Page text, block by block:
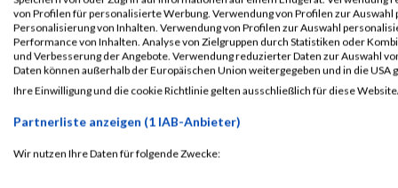
4953
Martin Berndt
5063
Annkathrin May
5049
Stefanie Leibold
5160
Wischermann
5070
Paulina
von Profilen für personalisierte Werbung. Verwendung von Profilen zur
Personalisierung von Inhalten. Verwendung von Profilen zur Auswahl
Performance von Inhalten. Analyse von Zielgruppen durch Statistiken oder
und Verbesserung der Angebote. Verwendung reduzierter Daten zur Auswahl
Daten können außerhalb der Europäischen Union weitergegeben und in die USA
Ihre Einwilligung und die cookie Richtlinie gelten ausschließlich für diese
Partnerliste anzeigen (1 IAB-Anbieter)
Wir nutzen Ihre Daten für folgende Zwecke: